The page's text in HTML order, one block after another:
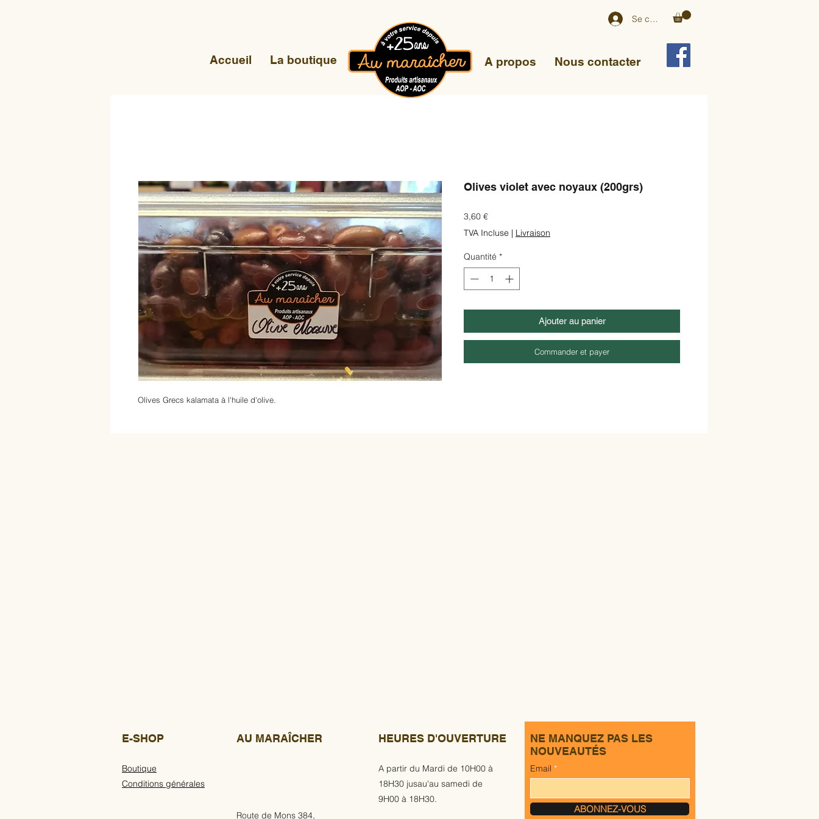
Accueil La boutique
Se connecter
A propos Nous contacter
Olives Grecs kalamata à l'huile d'olive.
Olives violet avec noyaux (200grs)
3,60 €Prix
TVA Incluse | Livraison
Quantité *
Ajouter au panier
Commander et payer
E-SHOP
Boutique
Conditions générales
AU MARAÎCHER
Route de Mons 384,
HEURES D'OUVERTURE
A partir du Mardi de 10H00 à
18H30 jusau'au samedi de
9H00 à 18H30.
NE MANQUEZ PAS LES
NOUVEAUTÉS
Email
ABONNEZ-VOUS